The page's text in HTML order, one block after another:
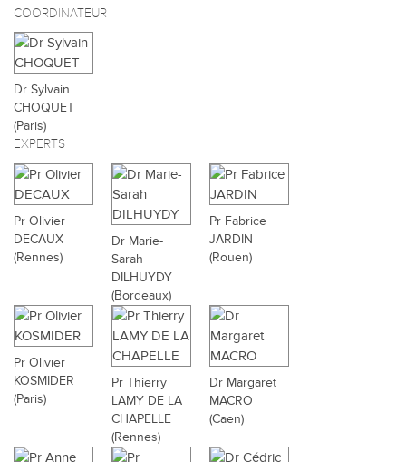
COORDINATEUR
Dr Sylvain
CHOQUET
(Paris)
EXPERTS
Pr Olivier
DECAUX
(Rennes)
Dr Marie-
Sarah
DILHUYDY
(Bordeaux)
Pr Fabrice
JARDIN
(Rouen)
Pr Olivier
KOSMIDER
(Paris)
Pr Thierry
LAMY DE LA
CHAPELLE
(Rennes)
Dr Margaret
MACRO
(Caen)